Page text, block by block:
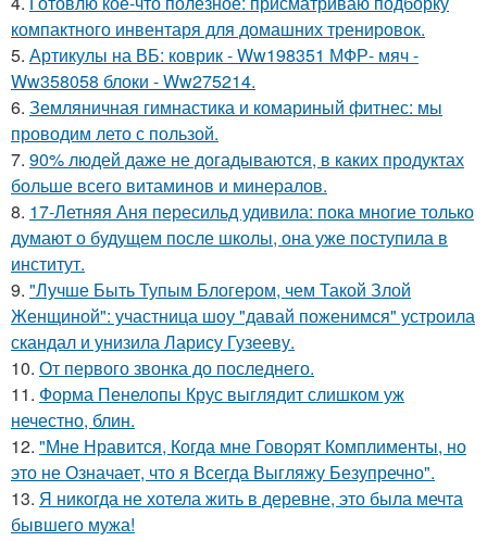
компактного инвентаря для домашних тренировок.
5. Артикулы на ВБ: коврик - Ww198351 МФР- мяч -
Ww358058 блоки - Ww275214.
6. Земляничная гимнастика и комариный фитнес: мы
проводим лето с пользой.
7. 90% людей даже не догадываются, в каких продуктах
больше всего витаминов и минералов.
8. 17-Летняя Аня пересильд удивила: пока многие только
думают о будущем после школы, она уже поступила в
институт.
9. "Лучше Быть Тупым Блогером, чем Такой Злой
Женщиной": участница шоу "давай поженимся" устроила
скандал и унизила Ларису Гузееву.
10. От первого звонка до последнего.
11. Форма Пенелопы Крус выглядит слишком уж
нечестно, блин.
12. "Мне Нравится, Когда мне Говорят Комплименты, но
это не Означает, что я Всегда Выгляжу Безупречно".
13. Я никогда не хотела жить в деревне, это была мечта
бывшего мужа!